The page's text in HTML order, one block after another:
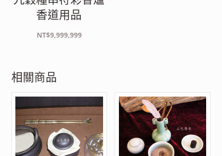
香道用品
NT$9,999,999
相關商品